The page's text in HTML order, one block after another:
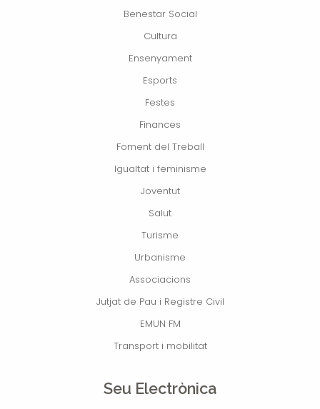
Benestar Social
Cultura
Ensenyament
Esports
Festes
Finances
Foment del Treball
Igualtat i feminisme
Joventut
Salut
Turisme
Urbanisme
Associacions
Jutjat de Pau i Registre Civil
EMUN FM
Transport i mobilitat
Seu Electrònica